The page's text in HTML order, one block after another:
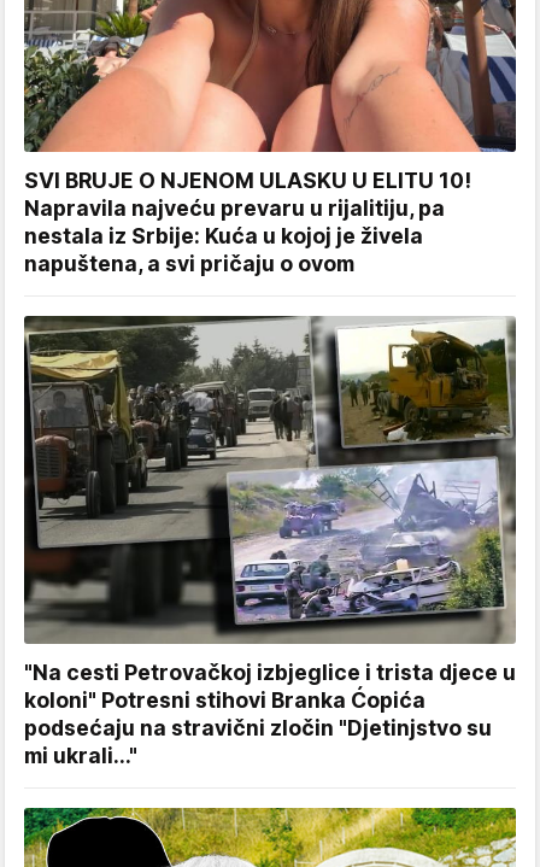
SVI BRUJE O NJENOM ULASKU U ELITU 10!
Napravila najveću prevaru u rijalitiju, pa
nestala iz Srbije: Kuća u kojoj je živela
napuštena, a svi pričaju o ovom
"Na cesti Petrovačkoj izbjeglice i trista djece u
koloni" Potresni stihovi Branka Ćopića
podsećaju na stravični zločin "Djetinjstvo su
mi ukrali..."